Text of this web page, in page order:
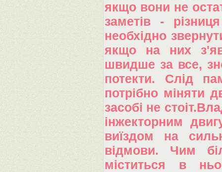
якщо вони не
заметів -
необхідно
якщо на них
швидше за все,
потекти. Слід
потрібно міняти
засобі не
інжекторним
виїздом на
відмови. Чим
міститься в